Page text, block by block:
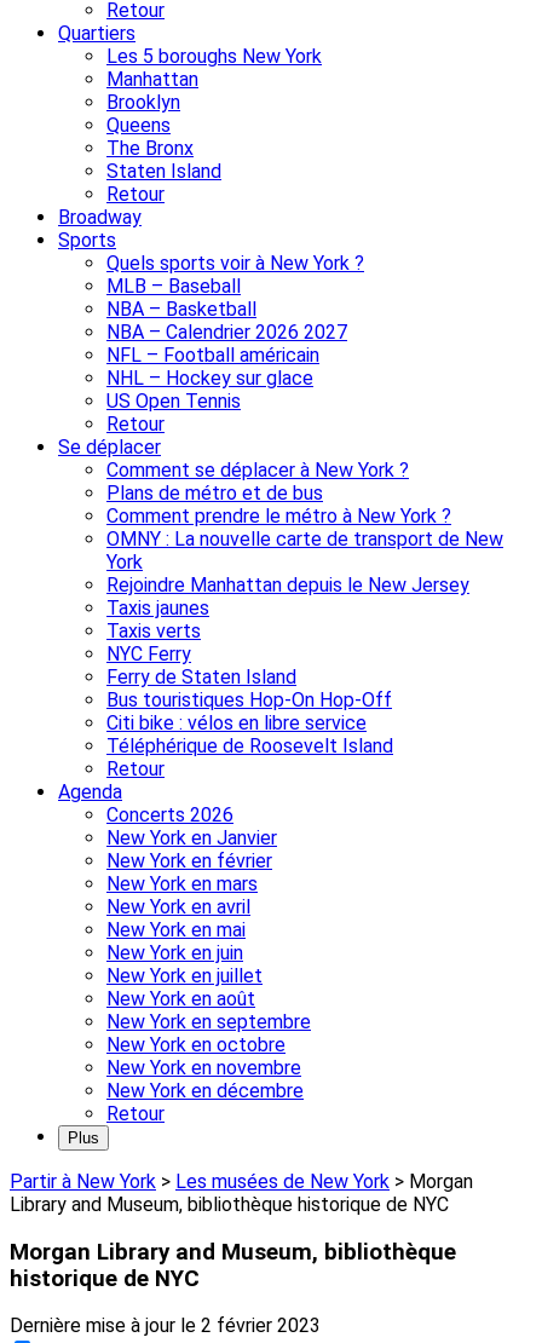
Retour
Quartiers
Les 5 boroughs New York
Manhattan
Brooklyn
Queens
The Bronx
Staten Island
Retour
Broadway
Sports
Quels sports voir à New York ?
MLB – Baseball
NBA – Basketball
NBA – Calendrier 2026 2027
NFL – Football américain
NHL – Hockey sur glace
US Open Tennis
Retour
Se déplacer
Comment se déplacer à New York ?
Plans de métro et de bus
Comment prendre le métro à New York ?
OMNY : La nouvelle carte de transport de New
York
Rejoindre Manhattan depuis le New Jersey
Taxis jaunes
Taxis verts
NYC Ferry
Ferry de Staten Island
Bus touristiques Hop-On Hop-Off
Citi bike : vélos en libre service
Téléphérique de Roosevelt Island
Retour
Agenda
Concerts 2026
New York en Janvier
New York en février
New York en mars
New York en avril
New York en mai
New York en juin
New York en juillet
New York en août
New York en septembre
New York en octobre
New York en novembre
New York en décembre
Retour
Plus
Partir à New York > Les musées de New York > Morgan
Library and Museum, bibliothèque historique de NYC
Morgan Library and Museum, bibliothèque
historique de NYC
Dernière mise à jour le 2 février 2023